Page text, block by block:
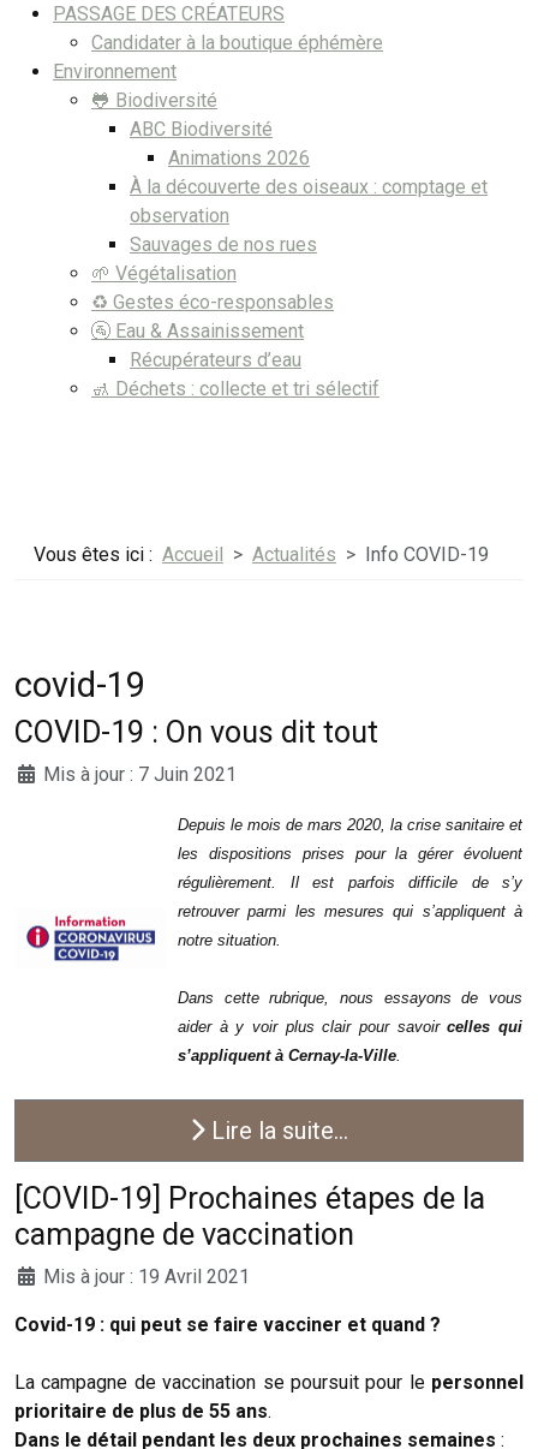
PASSAGE DES CRÉATEURS
Candidater à la boutique éphémère
Environnement
🐸 Biodiversité
ABC Biodiversité
Animations 2026
À la découverte des oiseaux : comptage et
observation
Sauvages de nos rues
🌱 Végétalisation
♻️ Gestes éco-responsables
🚰 Eau & Assainissement
Récupérateurs d’eau
🚮 Déchets : collecte et tri sélectif
Vous êtes ici : Accueil Actualités Info COVID-19
covid-19
COVID-19 : On vous dit tout
Mis à jour : 7 Juin 2021
Depuis le mois de mars 2020, la crise sanitaire et
les dispositions prises pour la gérer évoluent
régulièrement. Il est parfois difficile de s’y
retrouver parmi les mesures qui s’appliquent à
notre situation.
Dans cette rubrique, nous essayons de vous
aider à y voir plus clair pour savoircelles qui
s’appliquent à Cernay-la-Ville
Lire la suite...
[COVID-19] Prochaines étapes de la
campagne de vaccination
Mis à jour : 19 Avril 2021
Covid-19 : qui peut se faire vacciner et quand ?
La campagne de vaccination se poursuit pour le personnel
prioritaire de plus de 55 ans.
Dans le détail pendant les deux prochaines semaines :